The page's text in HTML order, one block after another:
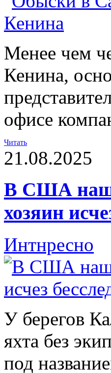
Менее чем
Кенина,
офисе
Читать
21.08.2025
В США
хозяин
Интнресно
У берегов
яхта без
под